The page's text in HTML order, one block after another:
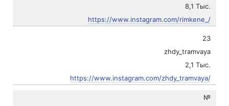
8,1 Тыс.
https://www.instagram.com/rimkene_/
23
zhdy_tramvaya
2,1 Тыс.
https://www.instagram.com/zhdy_tramvaya/
№